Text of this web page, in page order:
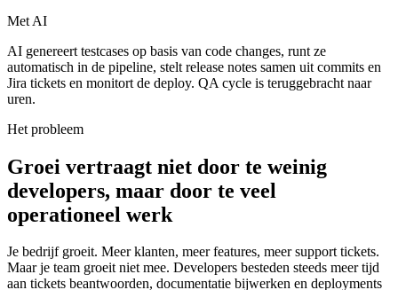
Met AI
AI genereert testcases op basis van code changes, runt ze
automatisch in de pipeline, stelt release notes samen uit commits en
Jira tickets en monitort de deploy. QA cycle is teruggebracht naar
uren.
Het probleem
Groei vertraagt niet door te weinig
developers, maar door te veel
operationeel werk
Je bedrijf groeit. Meer klanten, meer features, meer support tickets.
Maar je team groeit niet mee. Developers besteden steeds meer tijd
aan tickets beantwoorden, documentatie bijwerken en deployments